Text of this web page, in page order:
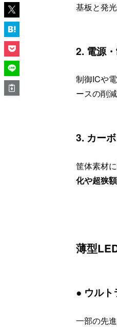
基板と発
2. 電源
制御ICや
ースの削
3. カー
筐体素材に
化や超狭
薄型
● ウルト
一部の先